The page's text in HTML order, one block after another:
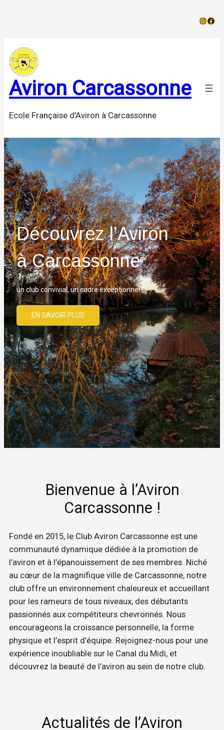
Aviron Carcassonne
Ecole Française d'Aviron à Carcassonne
Découvrez l’Aviron
à Carcassonne
un club convivial, un cadre exceptionnel !
EN SAVOIR PLUS
Bienvenue à l’Aviron
Carcassonne !
Fondé en 2015, le Club Aviron Carcassonne est une
communauté dynamique dédiée à la promotion de
l’aviron et à l’épanouissement de ses membres. Niché
au cœur de la magnifique ville de Carcassonne, notre
club offre un environnement chaleureux et accueillant
pour les rameurs de tous niveaux, des débutants
passionnés aux compétiteurs chevronnés. Nous
encourageons la croissance personnelle, la forme
physique et l’esprit d’équipe. Rejoignez-nous pour une
expérience inoubliable sur le Canal du Midi, et
découvrez la beauté de l’aviron au sein de notre club.
Actualités de l’Aviron